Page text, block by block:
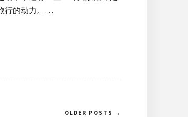
行的动力。…
OLDER POSTS →